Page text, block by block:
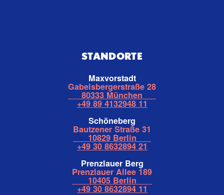
STANDORTE
Maxvorstadt
Gabelsbergerstraße 28
80333 München
+49 89 4132948 11
Schöneberg
Bautzener Straße 31
10829 Berlin
+49 30 8632894 21
Prenzlauer Berg
Prenzlauer Allee 189
10405 Berlin
+49 30 8632894 11